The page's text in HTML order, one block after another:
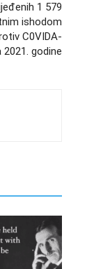
1 579
ishodom
C0VIDA-
2021. godine